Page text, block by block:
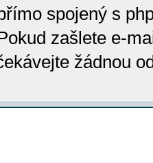
spojený s
zašlete e-
žádnou